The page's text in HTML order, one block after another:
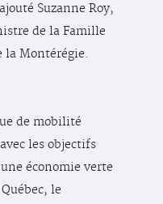
Suzanne Roy,
de la Famille
la Montérégie.
de mobilité
les objectifs
économie verte
le